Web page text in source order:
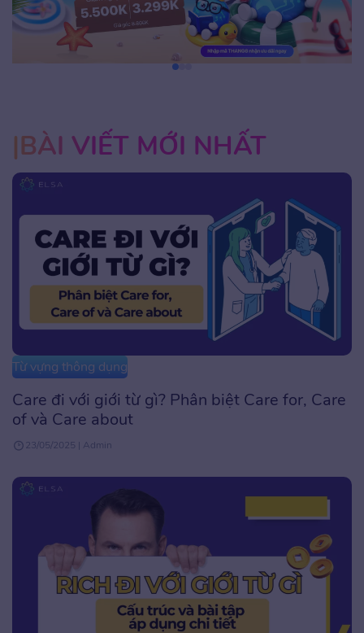
BÀI VIẾT MỚI NHẤT
Từ vựng thông dụng
Care đi với giới từ gì? Phân biệt Care for, Care
of và Care about
23/05/2025 | Admin